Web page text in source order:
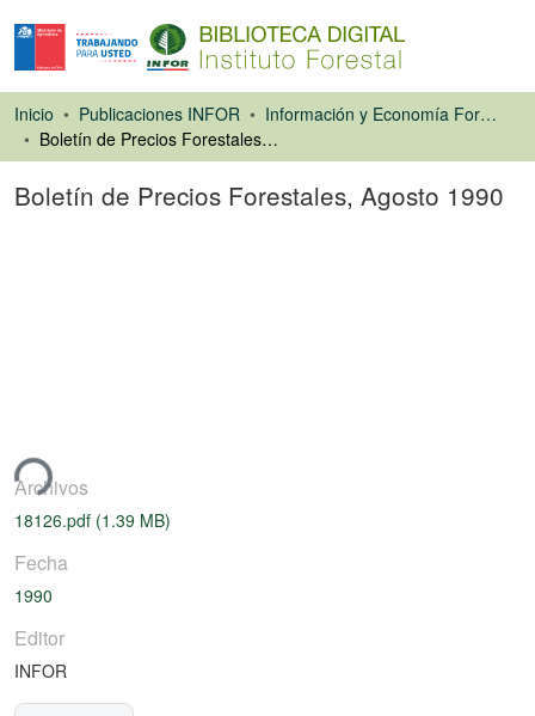
Inicio Publicaciones INFOR
Información y Economía Forestal
Boletín de Precios Forestales, Agosto 1990
Boletín de Precios Forestales, Agosto 1990
Archivos
18126.pdf (1.39 MB)
Fecha
1990
Editor
INFOR